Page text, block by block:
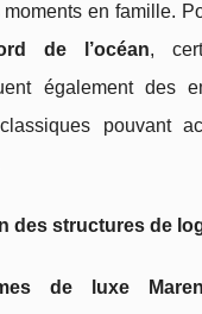
en famille.
de l’océan,
également des
pouvant
des structures de
de luxe